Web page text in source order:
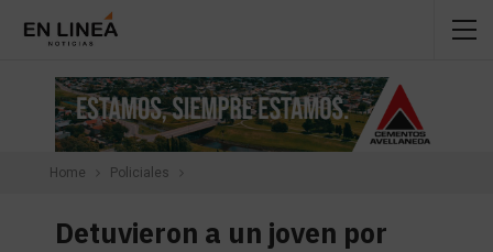
Home Policiales
Detuvieron a un joven por